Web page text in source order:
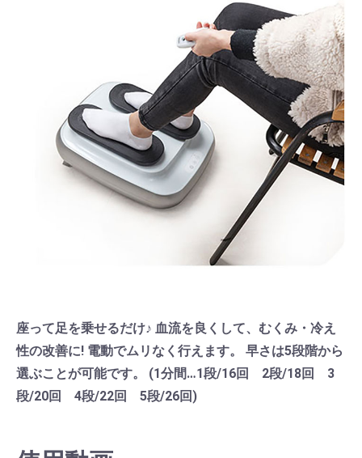
座って足を乗せるだけ♪ 血流を良くして、むくみ・冷え
性の改善に! 電動でムリなく行えます。 早さは5段階から
選ぶことが可能です。 (1分間…1段/16回 2段/18回 3
段/20回 4段/22回 5段/26回)